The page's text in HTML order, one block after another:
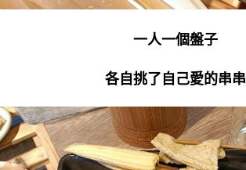
一人一個盤子
各自挑了自己愛的串串